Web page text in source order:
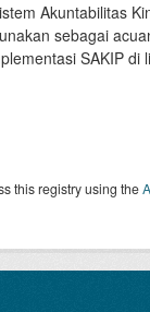
Akuntabilitas
sebagai
SAKIP di
this registry using the